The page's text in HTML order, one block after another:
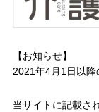
【お知らせ】
2021年4月1日以降
当サイトに記載さ